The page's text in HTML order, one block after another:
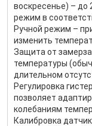
воскресенье) – до
режим в
Ручной режим –
изменить
Защита от
температуры
длительном
Регулировка
позволяет
колебаниям
Калибровка